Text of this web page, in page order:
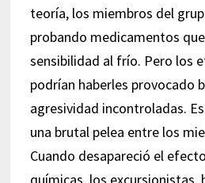
teoría, los miembros del
probando medicamentos
sensibilidad al frío. Pero los
podrían haberles provocado
agresividad incontroladas.
una brutal pelea entre los
Cuando desapareció el